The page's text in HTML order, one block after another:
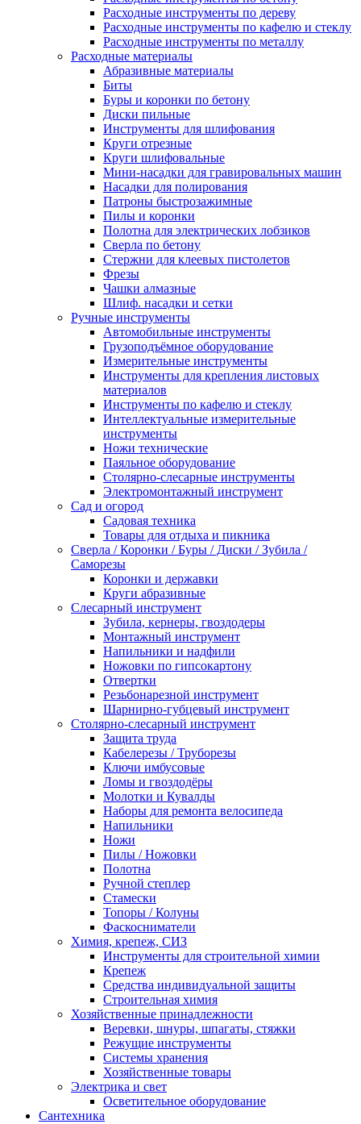
Расходные инструменты по дереву
Расходные инструменты по кафелю и стеклу
Расходные инструменты по металлу
Расходные материалы
Абразивные материалы
Биты
Буры и коронки по бетону
Диски пильные
Инструменты для шлифования
Круги отрезные
Круги шлифовальные
Мини-насадки для гравировальных машин
Насадки для полирования
Патроны быстрозажимные
Пилы и коронки
Полотна для электрических лобзиков
Сверла по бетону
Стержни для клеевых пистолетов
Фрезы
Чашки алмазные
Шлиф. насадки и сетки
Ручные инструменты
Автомобильные инструменты
Грузоподъёмное оборудование
Измерительные инструменты
Инструменты для крепления листовых
материалов
Инструменты по кафелю и стеклу
Интеллектуальные измерительные
инструменты
Ножи технические
Паяльное оборудование
Столярно-слесарные инструменты
Электромонтажный инструмент
Сад и огород
Садовая техника
Товары для отдыха и пикника
Сверла / Коронки / Буры / Диски / Зубила /
Саморезы
Коронки и державки
Круги абразивные
Слесарный инструмент
Зубила, кернеры, гвоздодеры
Монтажный инструмент
Напильники и надфили
Ножовки по гипсокартону
Отвертки
Резьбонарезной инструмент
Шарнирно-губцевый инструмент
Столярно-слесарный инструмент
Защита труда
Кабелерезы / Труборезы
Ключи имбусовые
Ломы и гвоздодёры
Молотки и Кувалды
Наборы для ремонта велосипеда
Напильники
Ножи
Пилы / Ножовки
Полотна
Ручной степлер
Стамески
Топоры / Колуны
Фаскосниматели
Химия, крепеж, СИЗ
Инструменты для строительной химии
Крепеж
Средства индивидуальной защиты
Строительная химия
Хозяйственные принадлежности
Веревки, шнуры, шпагаты, стяжки
Режущие инструменты
Системы хранения
Хозяйственные товары
Электрика и свет
Осветительное оборудование
Сантехника